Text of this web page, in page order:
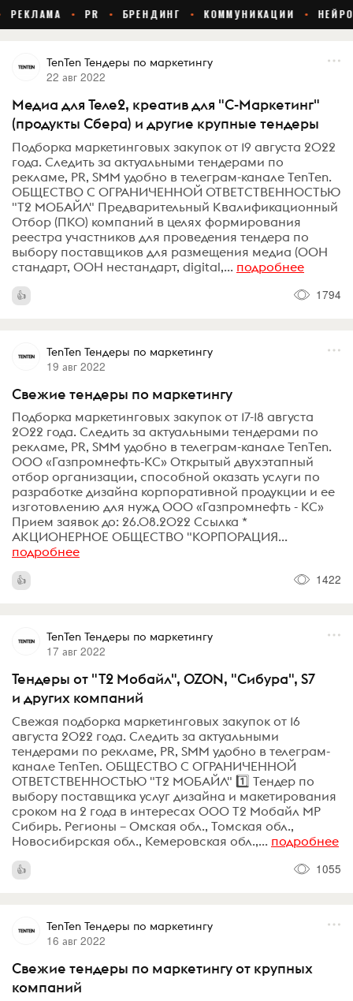
TenTen Тендеры по маркетингу
22 авг 2022
Медиа для Теле2, креатив для "С-Маркетинг"
(продукты Сбера) и другие крупные тендеры
Подборка маркетинговых закупок от 19 августа 2022
года. Следить за актуальными тендерами по
рекламе, PR, SMM удобно в телеграм-канале TenTen.
ОБЩЕСТВО С ОГРАНИЧЕННОЙ ОТВЕТСТВЕННОСТЬЮ
"Т2 МОБАЙЛ" Предварительный Квалификационный
Отбор (ПКО) компаний в целях формирования
реестра участников для проведения тендера по
выбору поставщиков для размещения медиа (ООН
стандарт, ООН нестандарт, digital,... подробнее
1794
TenTen Тендеры по маркетингу
19 авг 2022
Свежие тендеры по маркетингу
Подборка маркетинговых закупок от 17-18 августа
2022 года. Следить за актуальными тендерами по
рекламе, PR, SMM удобно в телеграм-канале TenTen.
ООО «Газпромнефть-КС» Открытый двухэтапный
отбор организации, способной оказать услуги по
разработке дизайна корпоративной продукции и ее
изготовлению для нужд ООО «Газпромнефть - КС»
Прием заявок до: 26.08.2022 Ссылка *
АКЦИОНЕРНОЕ ОБЩЕСТВО "КОРПОРАЦИЯ...
подробнее
1422
TenTen Тендеры по маркетингу
17 авг 2022
Тендеры от "Т2 Мобайл", OZON, "Сибура", S7
и других компаний
Свежая подборка маркетинговых закупок от 16
августа 2022 года. Следить за актуальными
тендерами по рекламе, PR, SMM удобно в телеграм-
канале TenTen. ОБЩЕСТВО С ОГРАНИЧЕННОЙ
ОТВЕТСТВЕННОСТЬЮ "Т2 МОБАЙЛ" 1️⃣ Тендер по
выбору поставщика услуг дизайна и макетирования
сроком на 2 года в интересах ООО Т2 Мобайл МР
Сибирь. Регионы – Омская обл., Томская обл.,
Новосибирская обл., Кемеровская обл.,... подробнее
1055
TenTen Тендеры по маркетингу
16 авг 2022
Свежие тендеры по маркетингу от крупных
компаний